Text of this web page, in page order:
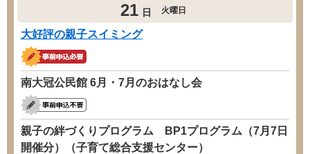
21 日 火曜日
大好評の親子スイミング
南大冠公民館 6月・7月のおはなし会
親子の絆づくりプログラム BP1プログラム（7月7日
開催分）（子育て総合支援センター）